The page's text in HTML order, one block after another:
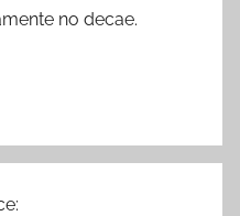
no decae.